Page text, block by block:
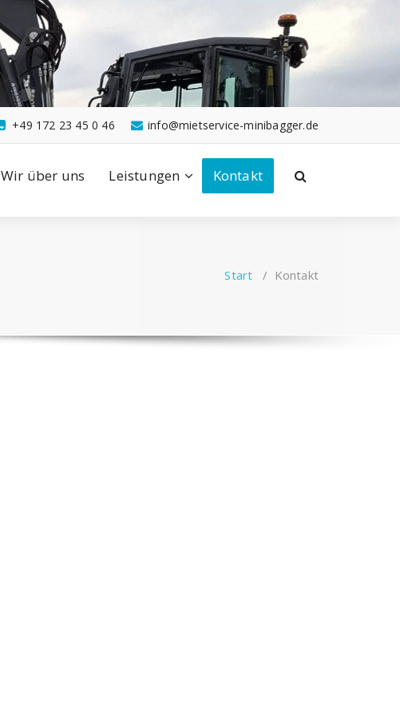
info@mietservice-minibagger.de
+49 172 23 45 0 46
Wir über uns Leistungen Kontakt
Start / Kontakt